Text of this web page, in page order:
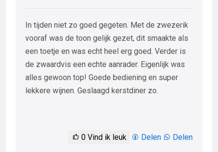
In tijden niet zo goed gegeten. Met de zwezerik
vooraf was de toon gelijk gezet, dit smaakte als
een toetje en was echt heel erg goed. Verder is
de zwaardvis een echte aanrader. Eigenlijk was
alles gewoon top! Goede bediening en super
lekkere wijnen. Geslaagd kerstdiner zo.
0 Vind ik leuk Delen Delen